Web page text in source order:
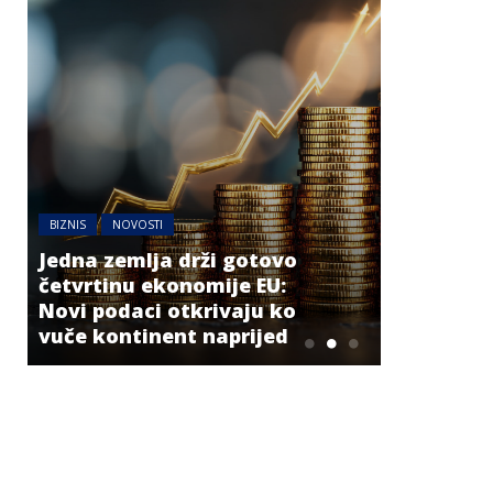
BIZNIS NOVOSTI
Jedna zemlja drži gotovo
četvrtinu ekonomije EU:
Novi podaci otkrivaju ko
vuče kontinent naprijed